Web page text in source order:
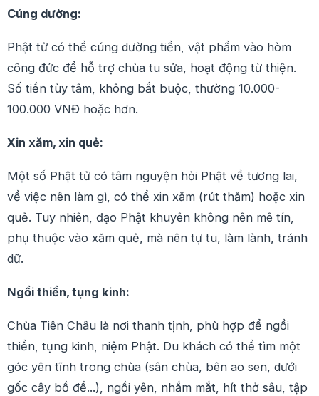
Cúng dường:
Phật tử có thể cúng dường tiền, vật phẩm vào hòm
công đức để hỗ trợ chùa tu sửa, hoạt động từ thiện.
Số tiền tùy tâm, không bắt buộc, thường 10.000-
100.000 VNĐ hoặc hơn.
Xin xăm, xin quẻ:
Một số Phật tử có tâm nguyện hỏi Phật về tương lai,
về việc nên làm gì, có thể xin xăm (rút thăm) hoặc xin
quẻ. Tuy nhiên, đạo Phật khuyên không nên mê tín,
phụ thuộc vào xăm quẻ, mà nên tự tu, làm lành, tránh
dữ.
Ngồi thiền, tụng kinh:
Chùa Tiên Châu là nơi thanh tịnh, phù hợp để ngồi
thiền, tụng kinh, niệm Phật. Du khách có thể tìm một
góc yên tĩnh trong chùa (sân chùa, bên ao sen, dưới
gốc cây bồ đề...), ngồi yên, nhắm mắt, hít thở sâu, tập